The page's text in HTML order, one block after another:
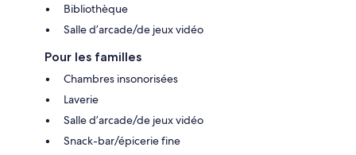
Bibliothèque
Salle d’arcade/de jeux vidéo
Pour les familles
Chambres insonorisées
Laverie
Salle d’arcade/de jeux vidéo
Snack-bar/épicerie fine